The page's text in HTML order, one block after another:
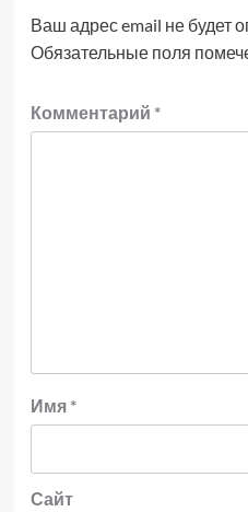
Ваш адрес email не будет
Обязательные поля
Комментарий *
Имя *
Сайт